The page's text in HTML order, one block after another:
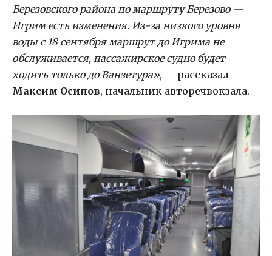
Березовского района по маршруту Березово —
Игрим есть изменения. Из-за низкого уровня
воды с 18 сентября маршрут до Игрима не
обслуживается, пассажирское судно будет
ходить только до Ванзетура», — рассказал
Максим Осипов, начальник авторечвокзала.